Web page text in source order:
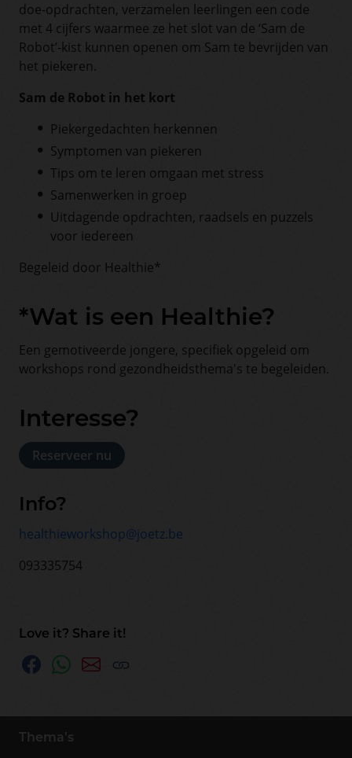
doe-opdrachten, verzamelen leerlingen een code
met 4 cijfers waarmee ze het slot van de ‘Sam de
Robot’-kist kunnen openen om Sam te bevrijden van
het piekeren.
Sam de Robot in het kort
Piekergedachten herkennen
Symptomen van piekeren
Tips om te leren omgaan met stress
Samenwerken in groep
Uitdagende opdrachten, raadsels en puzzels
voor iedereen
Begeleid door Healthie*
*Wat is een Healthie?
Een gemotiveerde jongere, specifiek opgeleid om
workshops rond gezondheidsthema's te begeleiden.
Interesse?
Reserveer nu
Info?
healthieworkshop@joetz.be
093335754
Love it? Share it!
Thema's